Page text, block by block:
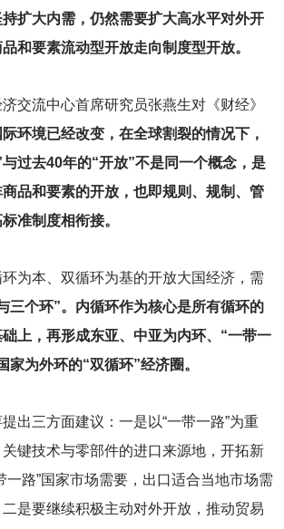
扩大内需，仍然需要扩大高水平对外开
和要素流动型开放走向制度型开放。
交流中心首席研究员张燕生对《财经》
环境已经改变，在全球割裂的情况下，
过去40年的“开放”不是同一个概念，是
品和要素的开放，也即规则、规制、管
准制度相衔接。
为本、双循环为基的开放大国经济，需
三个环”。内循环作为核心是所有循环的
上，再形成东亚、中亚为内环、“一带一
家为外环的“双循环”经济圈。
出三方面建议：一是以“一带一路”为重
键技术与零部件的进口来源地，开拓新
一路”国家市场需要，出口适合当地市场需
是要继续积极主动对外开放，推动贸易